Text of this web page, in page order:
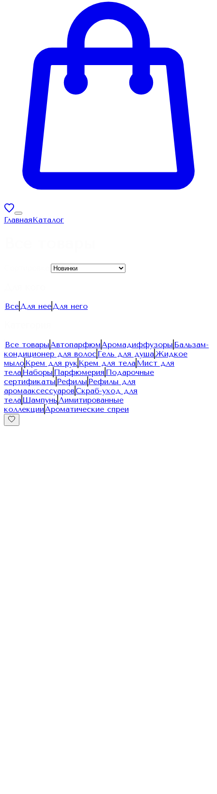
ГлавнаяКаталог
ВсеДля нееДля него
Все товары Автопарфюм Аромадиффузоры Бальзам-
кондиционер для волос Гель для душа Жидкое
мыло Крем для рук Крем для тела Мист для
тела Наборы Парфюмерия Подарочные
сертификаты Рефилы Рефилы для
аромааксессуаровСкраб-уход для
тела Шампунь Лимитированные
коллекции Ароматические спреи